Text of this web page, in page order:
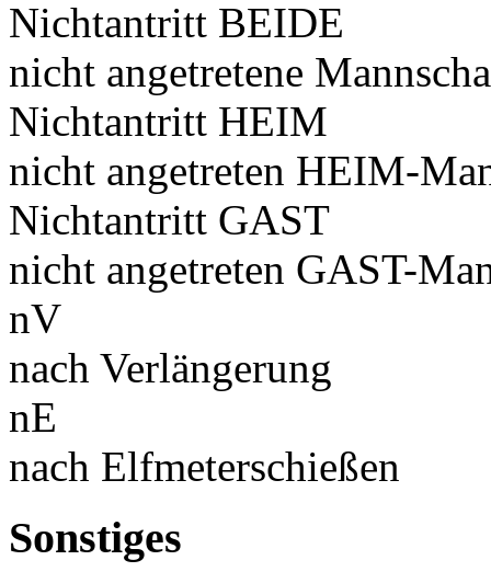
Nichtantritt BEIDE
nicht angetretene
Nichtantritt HEIM
nicht angetreten HEIM-
Nichtantritt GAST
nicht angetreten GAST-
nV
nach Verlängerung
nE
nach Elfmeterschießen
Sonstiges